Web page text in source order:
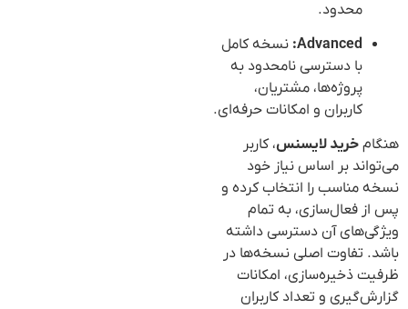
محدود.
Advanced: نسخه کامل
با دسترسی نامحدود به
پروژه‌ها، مشتریان،
کاربران و امکانات حرفه‌ای.
هنگام خرید لایسنس، کاربر
می‌تواند بر اساس نیاز خود
نسخه مناسب را انتخاب کرده و
پس از فعال‌سازی، به تمام
ویژگی‌های آن دسترسی داشته
باشد. تفاوت اصلی نسخه‌ها در
ظرفیت ذخیره‌سازی، امکانات
گزارش‌گیری و تعداد کاربران